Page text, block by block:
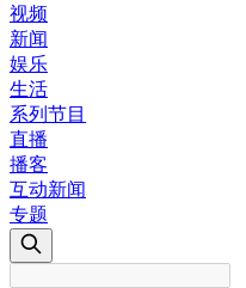
视频
新闻
娱乐
生活
系列节目
直播
播客
互动新闻
专题